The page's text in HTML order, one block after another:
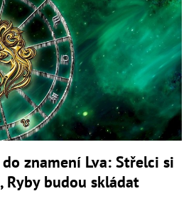
znamení Lva: Střelci si
Ryby budou skládat